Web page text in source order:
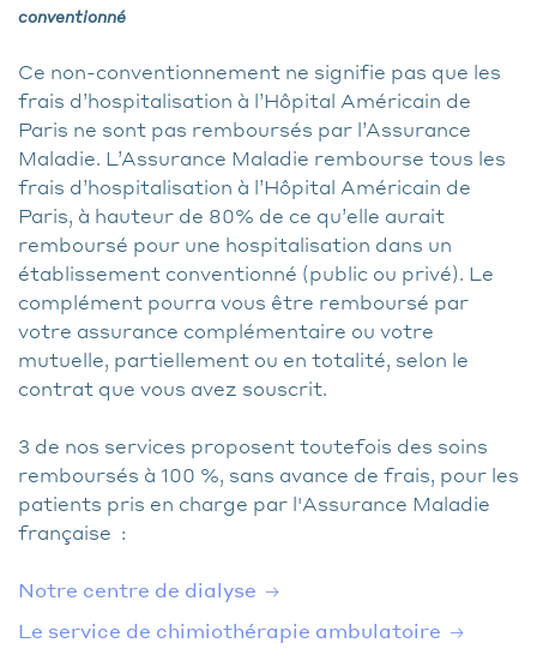
conventionné
Ce non-conventionnement ne signifie pas que les
frais d’hospitalisation à l’Hôpital Américain de
Paris ne sont pas remboursés par l’Assurance
Maladie. L’Assurance Maladie rembourse tous les
frais d’hospitalisation à l’Hôpital Américain de
Paris, à hauteur de 80% de ce qu’elle aurait
remboursé pour une hospitalisation dans un
établissement conventionné (public ou privé). Le
complément pourra vous être remboursé par
votre assurance complémentaire ou votre
mutuelle, partiellement ou en totalité, selon le
contrat que vous avez souscrit.
3 de nos services proposent toutefois des soins
remboursés à 100 %, sans avance de frais, pour les
patients pris en charge par l'Assurance Maladie
française :
Notre centre de dialyse
Le service de chimiothérapie ambulatoire